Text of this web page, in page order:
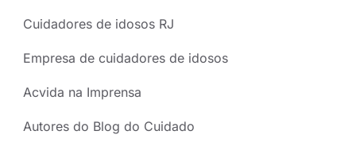
Cuidadores de idosos RJ
Empresa de cuidadores de idosos
Acvida na Imprensa
Autores do Blog do Cuidado